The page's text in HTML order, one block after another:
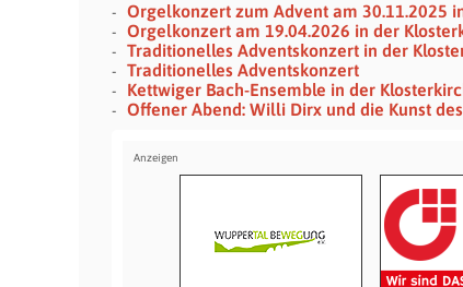
Orgelkonzert zum Advent am 30.11.2025
Orgelkonzert am 19.04.2026 in der
Traditionelles Adventskonzert in der
Traditionelles Adventskonzert
Kettwiger Bach-Ensemble in der
Offener Abend: Willi Dirx und die Kunst